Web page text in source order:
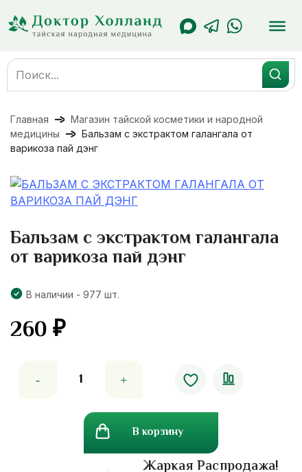
содержанию
Search
for:
Главная
Магазин тайской косметики и народной
медицины
Бальзам с экстрактом галангала от
варикоза пай дэнг
Бальзам с экстрактом галангала
от варикоза пай дэнг
В наличии - 977 шт.
260₽
товара
В корзину
Жаркая Распродажа!